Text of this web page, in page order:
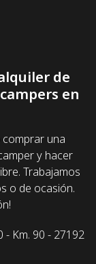
de
en
comprar una
y hacer
Trabajamos
o de ocasión.
- Km. 90 - 27192